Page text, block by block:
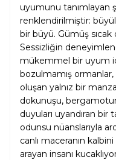
uyumunu tanımlayan
renklendirilmiştir:
bir büyü. Gümüş
Sessizliğin
mükemmel bir uyum
bozulmamış
oluşan yalnız bir
dokunuşu,
duyuları uyandıran bir
odunsu nüanslarıyla
canlı maceranın
arayan insanı